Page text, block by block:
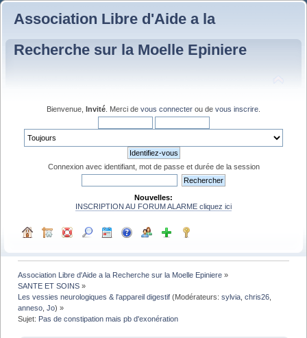
Association Libre d'Aide a la
Recherche sur la Moelle Epiniere
Bienvenue, Invité . Merci de vous connecter ou de vous inscrire
Connexion avec identifiant, mot de passe et durée de la session
Nouvelles:
INSCRIPTION AU FORUM ALARME cliquez ici
Association Libre d'Aide a la Recherche sur la Moelle Epiniere »
SANTE ET SOINS »
Les vessies neurologiques & l'appareil digestif (Modérateurs:sylvia ,chris26
anneso ,Jo) »
Sujet: Pas de constipation mais pb d'exonération